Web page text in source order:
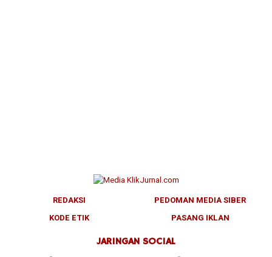
REDAKSI
PEDOMAN MEDIA SIBER
KODE ETIK
PASANG IKLAN
JARINGAN SOCIAL